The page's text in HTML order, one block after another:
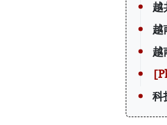
越
越
越
科